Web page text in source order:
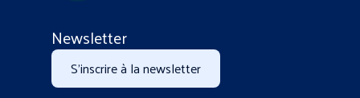
Newsletter
S'inscrire à la newsletter